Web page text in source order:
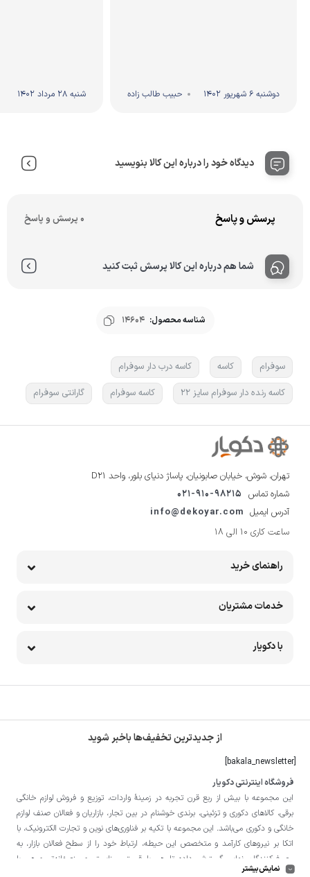
دوشنبه 6 شهریور 1402 حبیب طالب زاده شنبه 28 مرداد 1402
دیدگاه خود را درباره این کالا بنویسید
پرسش و پاسخ 0 پرسش و پاسخ
شما هم درباره این کالا پرسش ثبت کنید
شناسه محصول: 14604
سوفرام کاسه
کاسه درب دار سوفرام
کاسه رنده دار سوفرام سایز 22
کاسه سوفرام گارانتی سوفرام
تهران، شوش، خیابان صابونیان، پاساژ دنیای بلور، واحد D21
شماره تماس 021-910-98215
آدرس ایمیل info@dekoyar.com
ساعت کاری 10 الی 18
راهنمای خرید
خدمات مشتریان
با دکویار
از جدیدترین تخفیف‌ها باخبر شوید
[bakala_newsletter]
فروشگاه اینترنتی دکویار
این مجموعه با بيش از ربع قرن تجربه در زمينۀ واردات، توزيع و فروش لوازم خانگی
برقی، کالاهای دکوری و تزئینی، برندی خوشنام در بين تجار، بازاريان و فعالان صنف لوازم
خانگی و دکوری می‌باشد. این مجموعه با تكيه بر فناوری‌های نوين و تجارت الكترونيک، با
اتکا بر نيروهای كارآمد و متخصص اين حيطه، ارتباط خود را از سطح فعالان بازار، به
مصرف‌كنندگان نهايی گسترش داده تا هم با قيمتی مناسبتر و منصفانه‌تر و هم با
خدماتی گسترده‌تر و كيفی‌تر در خدمت هموطنان عزیز در اقصی نقاط ميهنمان باشد.
نمایش بیشتر